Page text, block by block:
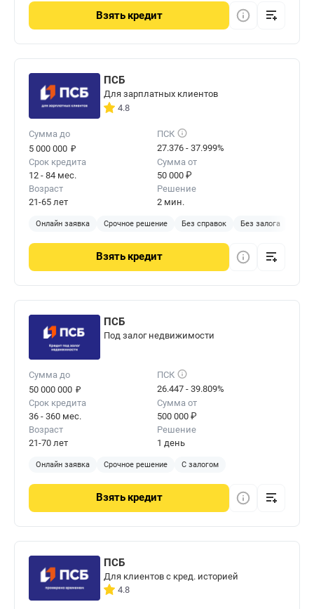
Взять кредит
ПСБ
Для зарплатных клиентов
4.8
Сумма до
5 000 000 ₽
ПСК
27.376 - 37.999%
Срок кредита
12 - 84 мес.
Сумма от
50 000 ₽
Возраст
21-65 лет
Решение
2 мин.
Онлайн заявка Срочное решение Без справок Без залога
Взять кредит
ПСБ
Под залог недвижимости
Сумма до
50 000 000 ₽
ПСК
26.447 - 39.809%
Срок кредита
36 - 360 мес.
Сумма от
500 000 ₽
Возраст
21-70 лет
Решение
1 день
Онлайн заявка Срочное решение С залогом
Взять кредит
ПСБ
Для клиентов с кред. историей
4.8